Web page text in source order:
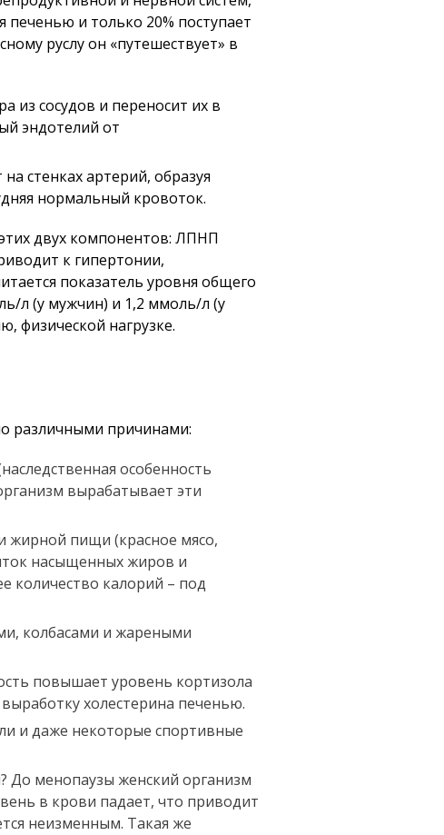
печенью и только 20% поступает
руслу он «путешествует» в
из сосудов и переносит их в
эндотелий от
стенках артерий, образуя
нормальный кровоток.
двух компонентов: ЛПНП
к гипертонии,
показатель уровня общего
л (у мужчин) и 1,2 ммоль/л (у
физической нагрузке.
различными причинами:
особенность
вырабатывает эти
жирной пищи (красное мясо,
насыщенных жиров и
количество калорий – под
колбасами и жареными
повышает уровень кортизола
холестерина печенью.
и даже некоторые спортивные
До менопаузы женский организм
в крови падает, что приводит
неизменным. Такая же